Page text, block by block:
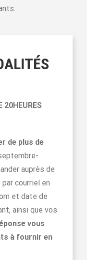
20HEURES
de plus de
auprès de
courriel en
et date de
ainsi que vos
vous
à fournir en